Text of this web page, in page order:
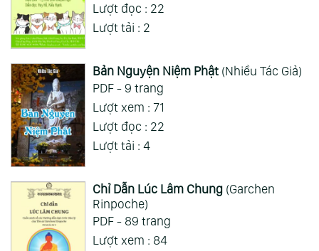
Lượt đọc : 22
Lượt tải : 2
Bản Nguyện Niệm Phật(Nhiều Tác Giả)
PDF - 9 trang
Lượt xem : 71
Lượt đọc : 22
Lượt tải : 4
Chỉ Dẫn Lúc Lâm Chung(Garchen
Rinpoche)
PDF - 89 trang
Lượt xem : 84